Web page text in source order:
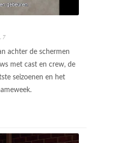
7
achter de schermen
met cast en crew, de
seizoenen en het